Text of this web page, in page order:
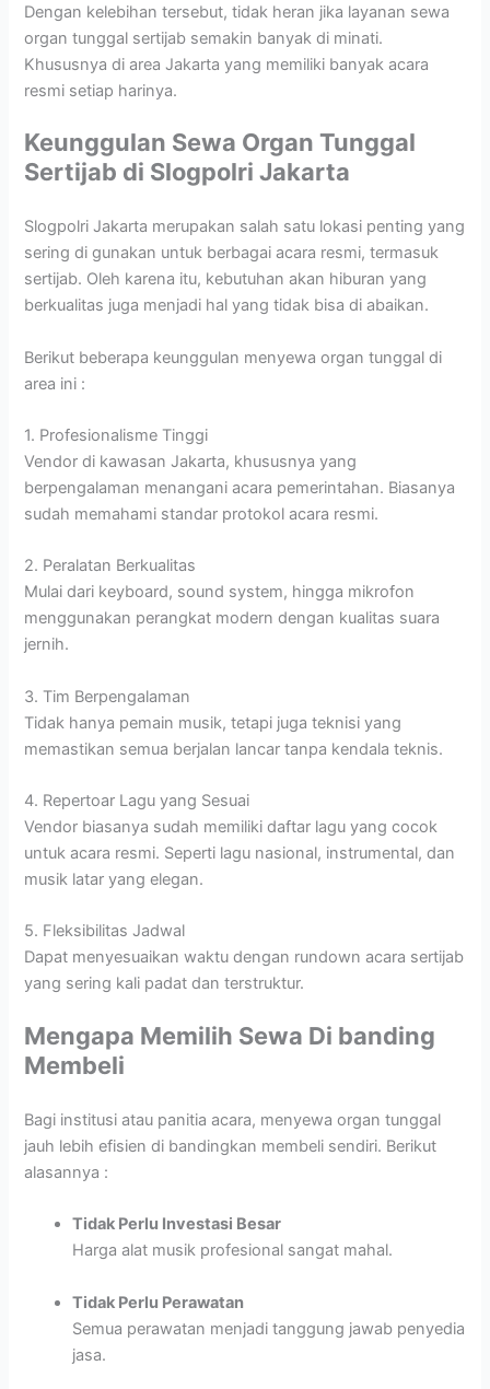
Dengan kelebihan tersebut, tidak heran jika layanan sewa
organ tunggal sertijab semakin banyak di minati.
Khususnya di area Jakarta yang memiliki banyak acara
resmi setiap harinya.
Keunggulan Sewa Organ Tunggal
Sertijab di Slogpolri Jakarta
Slogpolri Jakarta merupakan salah satu lokasi penting yang
sering di gunakan untuk berbagai acara resmi, termasuk
sertijab. Oleh karena itu, kebutuhan akan hiburan yang
berkualitas juga menjadi hal yang tidak bisa di abaikan.
Berikut beberapa keunggulan menyewa organ tunggal di
area ini :
1. Profesionalisme Tinggi
Vendor di kawasan Jakarta, khususnya yang
berpengalaman menangani acara pemerintahan. Biasanya
sudah memahami standar protokol acara resmi.
2. Peralatan Berkualitas
Mulai dari keyboard, sound system, hingga mikrofon
menggunakan perangkat modern dengan kualitas suara
jernih.
3. Tim Berpengalaman
Tidak hanya pemain musik, tetapi juga teknisi yang
memastikan semua berjalan lancar tanpa kendala teknis.
4. Repertoar Lagu yang Sesuai
Vendor biasanya sudah memiliki daftar lagu yang cocok
untuk acara resmi. Seperti lagu nasional, instrumental, dan
musik latar yang elegan.
5. Fleksibilitas Jadwal
Dapat menyesuaikan waktu dengan rundown acara sertijab
yang sering kali padat dan terstruktur.
Mengapa Memilih Sewa Di banding
Membeli
Bagi institusi atau panitia acara, menyewa organ tunggal
jauh lebih efisien di bandingkan membeli sendiri. Berikut
alasannya :
Tidak Perlu Investasi Besar
Harga alat musik profesional sangat mahal.
Tidak Perlu Perawatan
Semua perawatan menjadi tanggung jawab penyedia
jasa.